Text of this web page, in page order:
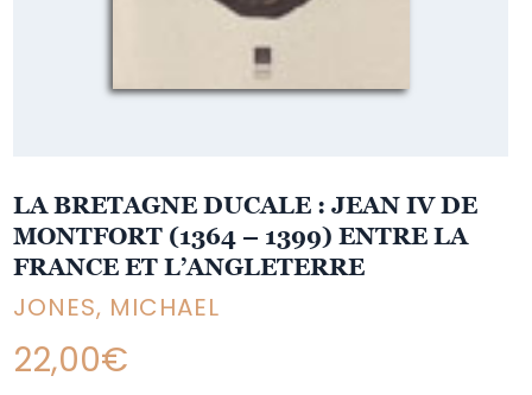
LA BRETAGNE DUCALE : JEAN IV DE
MONTFORT (1364 – 1399) ENTRE LA
FRANCE ET L’ANGLETERRE
JONES, MICHAEL
22,00€